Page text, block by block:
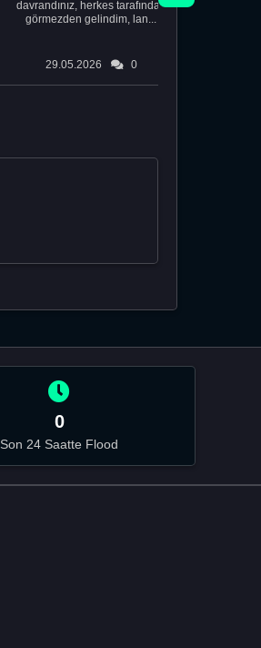
davrandınız, herkes tarafından
görmezden gelindim, lan...
29.05.2026 0
0
Son 24 Saatte Flood